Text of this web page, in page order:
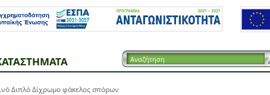
Διπλό Δίχρωμο φάκελος σπόρων